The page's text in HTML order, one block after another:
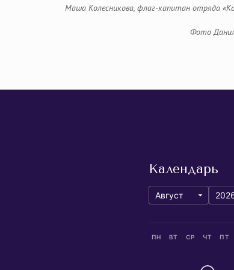
Маша Колесникова, флаг-капитан отряда
Фото
Календарь
ПН ВТ СР ЧТ ПТ